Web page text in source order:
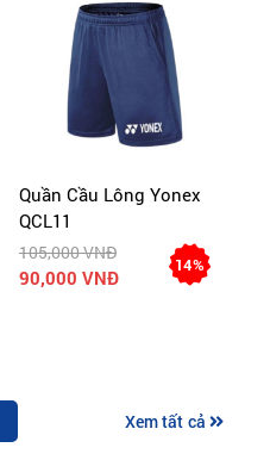
Quần Cầu Lông Yonex
QCL11
105,000 VNĐ
90,000 VNĐ
14%
Xem tất cả